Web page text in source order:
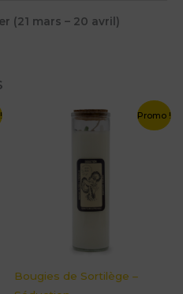
(21 mars – 20 avril)
Promo !
Bougies de Sortilège –
prix
20,00 €.
Le
prix
10,00 €.